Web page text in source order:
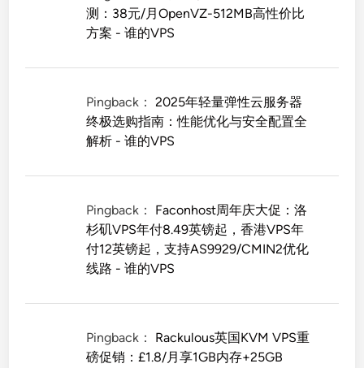
测：38元/月OpenVZ-512MB高性价比
方案 - 谁的VPS
Pingback：2025年轻量弹性云服务器
终极选购指南：性能优化与安全配置全
解析 - 谁的VPS
Pingback： Faconhost周年庆大促：洛
杉矶VPS年付8.49英镑起，香港VPS年
付12英镑起，支持AS9929/CMIN2优化
线路 - 谁的VPS
Pingback： Rackulous英国KVM VPS重
磅促销：£1.8/月享1GB内存+25GB